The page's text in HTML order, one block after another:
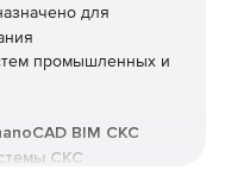
для
промышленных и
BIM СКС
СКС